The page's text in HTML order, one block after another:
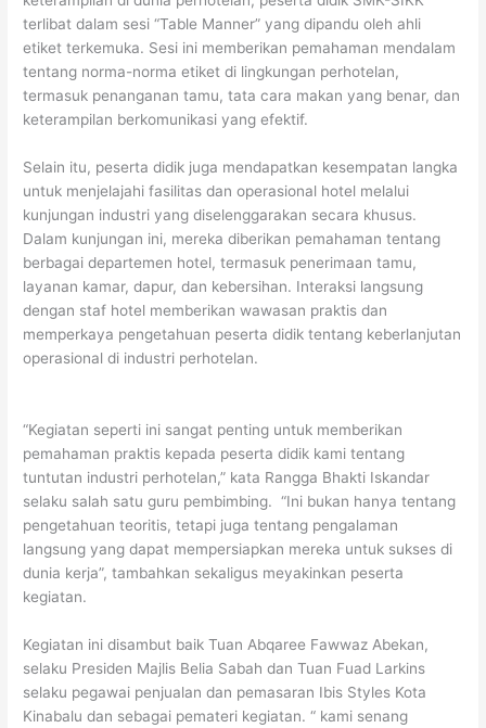
terlibat dalam sesi “Table Manner” yang dipandu oleh ahli
etiket terkemuka. Sesi ini memberikan pemahaman mendalam
tentang norma-norma etiket di lingkungan perhotelan,
termasuk penanganan tamu, tata cara makan yang benar, dan
keterampilan berkomunikasi yang efektif.
Selain itu, peserta didik juga mendapatkan kesempatan langka
untuk menjelajahi fasilitas dan operasional hotel melalui
kunjungan industri yang diselenggarakan secara khusus.
Dalam kunjungan ini, mereka diberikan pemahaman tentang
berbagai departemen hotel, termasuk penerimaan tamu,
layanan kamar, dapur, dan kebersihan. Interaksi langsung
dengan staf hotel memberikan wawasan praktis dan
memperkaya pengetahuan peserta didik tentang keberlanjutan
operasional di industri perhotelan.
“Kegiatan seperti ini sangat penting untuk memberikan
pemahaman praktis kepada peserta didik kami tentang
tuntutan industri perhotelan,” kata Rangga Bhakti Iskandar
selaku salah satu guru pembimbing. “Ini bukan hanya tentang
pengetahuan teoritis, tetapi juga tentang pengalaman
langsung yang dapat mempersiapkan mereka untuk sukses di
dunia kerja”, tambahkan sekaligus meyakinkan peserta
kegiatan.
Kegiatan ini disambut baik Tuan Abqaree Fawwaz Abekan,
selaku Presiden Majlis Belia Sabah dan Tuan Fuad Larkins
selaku pegawai penjualan dan pemasaran Ibis Styles Kota
Kinabalu dan sebagai pemateri kegiatan. “ kami senang